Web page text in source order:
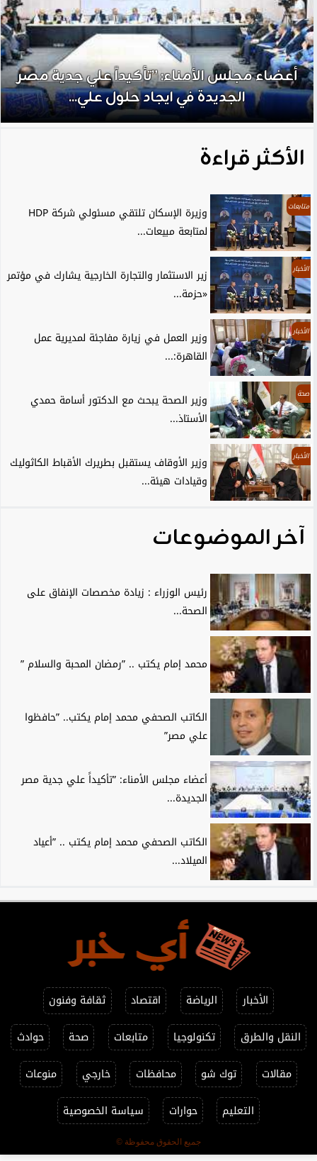
أعضاء مجلس الأمناء: ”تأكيداً علي جدية مصر
الجديدة في ايجاد حلول علي...
الأكثر قراءة
متابعات
وزيرة الإسكان تلتقي مسئولي شركة HDP
لمتابعة مبيعات...
الأخبار
زير الاستثمار والتجارة الخارجية يشارك في مؤتمر
«حزمة...
الأخبار
وزير العمل في زيارة مفاجئة لمديرية عمل
القاهرة:...
صحة
وزير الصحة يبحث مع الدكتور أسامة حمدي
الأستاذ...
الأخبار
وزير الأوقاف يستقبل بطريرك الأقباط الكاثوليك
وقيادات هيئة...
آخر الموضوعات
رئيس الوزراء : زيادة مخصصات الإنفاق على
الصحة...
محمد إمام يكتب .. ”رمضان المحبة والسلام ”
الكاتب الصحفي محمد إمام يكتب.. ”حافظوا
علي مصر”
أعضاء مجلس الأمناء: ”تأكيداً علي جدية مصر
الجديدة...
الكاتب الصحفي محمد إمام يكتب .. ”أعياد
الميلاد...
الأخبار الرياضة اقتصاد
ثقافة وفنون
النقل والطرق
تكنولوجيا متابعات صحة
حوادث
مقالات
توك شو محافظات خارجي
منوعات
التعليم
حوارات سياسة الخصوصية
جميع الحقوق محفوظة ©